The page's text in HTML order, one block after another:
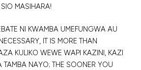
MASIHARA!
NI KWAMBA UMEFUNGWA AU
IT IS MORE THAN
KULIKO WEWE WAPI KAZINI, KAZI
NAYO; THE SOONER YOU